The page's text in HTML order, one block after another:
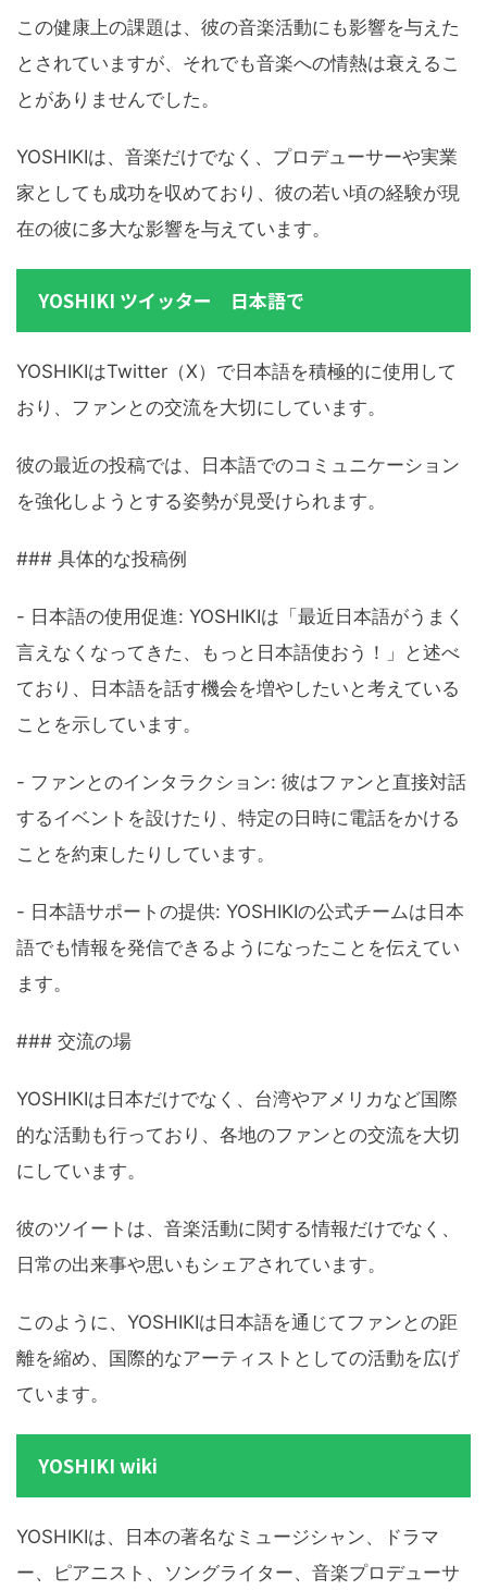
この健康上の課題は、彼の音楽活動にも影響を与えた
とされていますが、それでも音楽への情熱は衰えるこ
とがありませんでした。
YOSHIKIは、音楽だけでなく、プロデューサーや実業
家としても成功を収めており、彼の若い頃の経験が現
在の彼に多大な影響を与えています。
YOSHIKI ツイッター 日本語で
YOSHIKIはTwitter（X）で日本語を積極的に使用して
おり、ファンとの交流を大切にしています。
彼の最近の投稿では、日本語でのコミュニケーション
を強化しようとする姿勢が見受けられます。
### 具体的な投稿例
- 日本語の使用促進: YOSHIKIは「最近日本語がうまく
言えなくなってきた、もっと日本語使おう！」と述べ
ており、日本語を話す機会を増やしたいと考えている
ことを示しています。
- ファンとのインタラクション: 彼はファンと直接対話
するイベントを設けたり、特定の日時に電話をかける
ことを約束したりしています。
- 日本語サポートの提供: YOSHIKIの公式チームは日本
語でも情報を発信できるようになったことを伝えてい
ます。
### 交流の場
YOSHIKIは日本だけでなく、台湾やアメリカなど国際
的な活動も行っており、各地のファンとの交流を大切
にしています。
彼のツイートは、音楽活動に関する情報だけでなく、
日常の出来事や思いもシェアされています。
このように、YOSHIKIは日本語を通じてファンとの距
離を縮め、国際的なアーティストとしての活動を広げ
ています。
YOSHIKI wiki
YOSHIKIは、日本の著名なミュージシャン、ドラマ
ー、ピアニスト、ソングライター、音楽プロデューサ